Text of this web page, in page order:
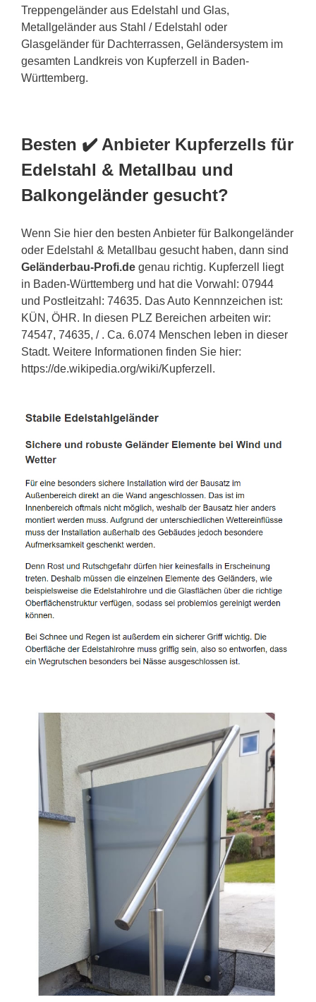
Treppengeländer aus Edelstahl und Glas,
Metallgeländer aus Stahl / Edelstahl oder
Glasgeländer für Dachterrassen, Geländersystem im
gesamten Landkreis von Kupferzell in Baden-
Württemberg.
Besten ✔️ Anbieter Kupferzells für
Edelstahl & Metallbau und
Balkongeländer gesucht?
Wenn Sie hier den besten Anbieter für Balkongeländer
oder Edelstahl & Metallbau gesucht haben, dann sind
Geländerbau-Profi.de genau richtig. Kupferzell liegt
in Baden-Württemberg und hat die Vorwahl: 07944
und Postleitzahl: 74635. Das Auto Kennnzeichen ist:
KÜN, ÖHR. In diesen PLZ Bereichen arbeiten wir:
74547, 74635, / . Ca. 6.074 Menschen leben in dieser
Stadt. Weitere Informationen finden Sie hier:
https://de.wikipedia.org/wiki/Kupferzell.